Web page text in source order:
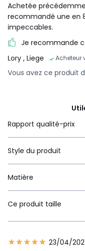
Achetée
recommandé une en
impeccables.
Je recommande
Lory , Liege Acheteur
Vous avez ce produit
Rapport qualité-prix
Style du produit
Matière
Ce produit taille
23/04/